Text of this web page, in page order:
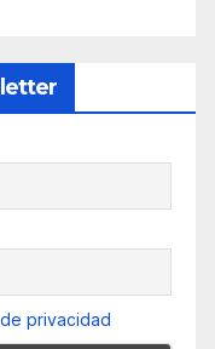
privacidad